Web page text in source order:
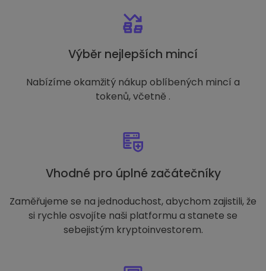
Výběr nejlepších mincí
Nabízíme okamžitý nákup oblíbených mincí a
tokenů, včetně .
Vhodné pro úplné začátečníky
Zaměřujeme se na jednoduchost, abychom zajistili, že
si rychle osvojíte naši platformu a stanete se
sebejistým kryptoinvestorem.